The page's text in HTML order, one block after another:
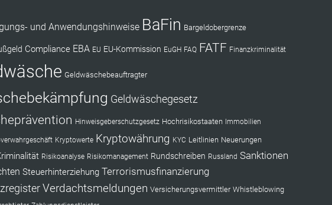
und Anwendungshinweise BaFin Bargeldobergrenze
Compliance EBA EU EU-Kommission EuGH FAQ FATF Finanzkriminalität
Geldwäschebeauftragter
Geldwäschegesetz
Hinweisgeberschutzgesetz Hochrisikostaaten Immobilien
Kryptowerte Kryptowährung KYC Leitlinien Neuerungen
Risikoanalyse Risikomanagement Rundschreiben Russland Sanktionen
Steuerhinterziehung Terrorismusfinanzierung
Verdachtsmeldungen Versicherungsvermittler Whistleblowing